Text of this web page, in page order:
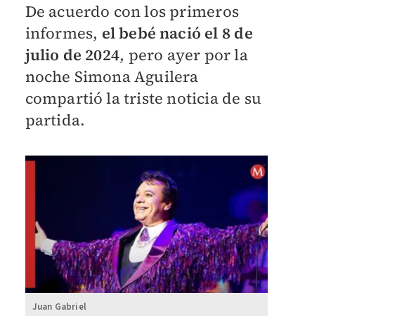
De acuerdo con los primeros
informes, el bebé nació el 8 de
julio de 2024, pero ayer por la
noche Simona Aguilera
compartió la triste noticia de su
partida.
Juan Gabriel